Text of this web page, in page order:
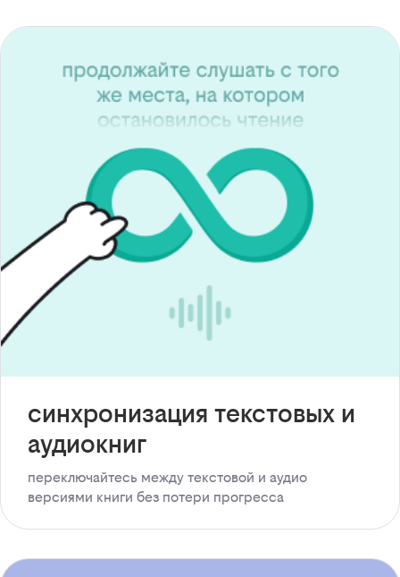
синхронизация текстовых и
аудиокниг
переключайтесь между текстовой и аудио
версиями книги без потери прогресса